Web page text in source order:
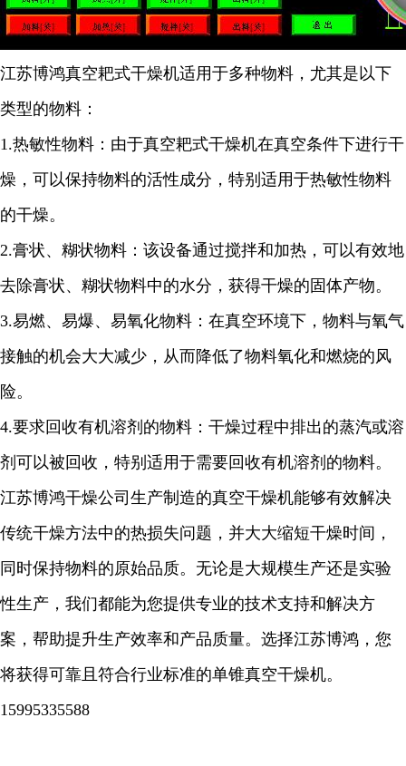
江苏博鸿真空耙式干燥机适用于多种物料，尤其是以下
类型的物料：
1.热敏性物料：由于真空耙式干燥机在真空条件下进行干
燥，可以保持物料的活性成分，特别适用于热敏性物料
的干燥。
2.膏状、糊状物料：该设备通过搅拌和加热，可以有效地
去除膏状、糊状物料中的水分，获得干燥的固体产物。
3.易燃、易爆、易氧化物料：在真空环境下，物料与氧气
接触的机会大大减少，从而降低了物料氧化和燃烧的风
险。
4.要求回收有机溶剂的物料：干燥过程中排出的蒸汽或溶
剂可以被回收，特别适用于需要回收有机溶剂的物料。
江苏博鸿干燥公司生产制造的真空干燥机能够有效解决
传统干燥方法中的热损失问题，并大大缩短干燥时间，
同时保持物料的原始品质。无论是大规模生产还是实验
性生产，我们都能为您提供专业的技术支持和解决方
案，帮助提升生产效率和产品质量。选择江苏博鸿，您
将获得可靠且符合行业标准的单锥真空干燥机。
15995335588